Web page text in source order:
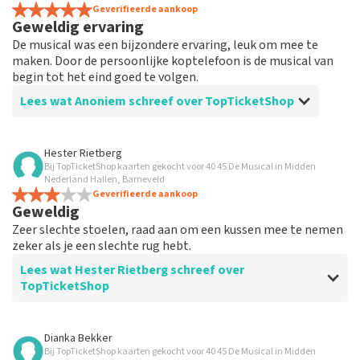
Geverifieerde aankoop
Geweldig ervaring
De musical was een bijzondere ervaring, leuk om mee te
maken. Door de persoonlijke koptelefoon is de musical van
begin tot het eind goed te volgen.
Lees wat Anoniem schreef over TopTicketShop
Beoordeling van Anoniem over
Prima
Ik heb eigenlijk niet veel te vertellen, want alles was
gewoon goed geregeld.
Hester Rietberg
Bij TopTicketShop kaarten gekocht voor 40 45 De Musical in Midden
Nederland Hallen, Barneveld
Geverifieerde aankoop
Geweldig
Zeer slechte stoelen, raad aan om een kussen mee te nemen
zeker als je een slechte rug hebt.
Lees wat Hester Rietberg schreef over
TopTicketShop
Beoordeling van Hester Rietberg over
Dianka Bekker
Bij TopTicketShop kaarten gekocht voor 40 45 De Musical in Midden